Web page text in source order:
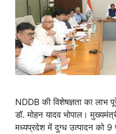
NDDB की विशेषज्ञता का लाभ
डॉ. मोहन यादव भोपाल।
मध्यप्रदेश में दुग्ध उत्पादन को